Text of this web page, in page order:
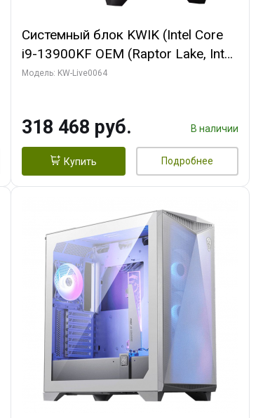
Системный блок KWIK (Intel Core
i9-13900KF OEM (Raptor Lake, Intel
7, C24 16EC/8P/ 64 ГБ ОЗУ (2
2/ 512 ГБ SSD)
Модель: KW-Live0064
318 468 руб. В наличии
Купить Подробнее